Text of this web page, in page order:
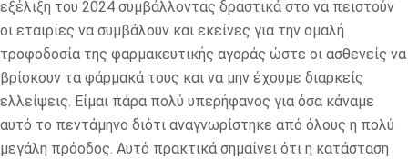
εξέλιξη του 2024 συμβάλλοντας δραστικά στο να πειστούν
οι εταιρίες να συμβάλουν και εκείνες για την ομαλή
τροφοδοσία της φαρμακευτικής αγοράς ώστε οι ασθενείς να
βρίσκουν τα φάρμακά τους και να μην έχουμε διαρκείς
ελλείψεις. Είμαι πάρα πολύ υπερήφανος για όσα κάναμε
αυτό το πεντάμηνο διότι αναγνωρίστηκε από όλους η πολύ
μεγάλη πρόοδος. Αυτό πρακτικά σημαίνει ότι η κατάσταση